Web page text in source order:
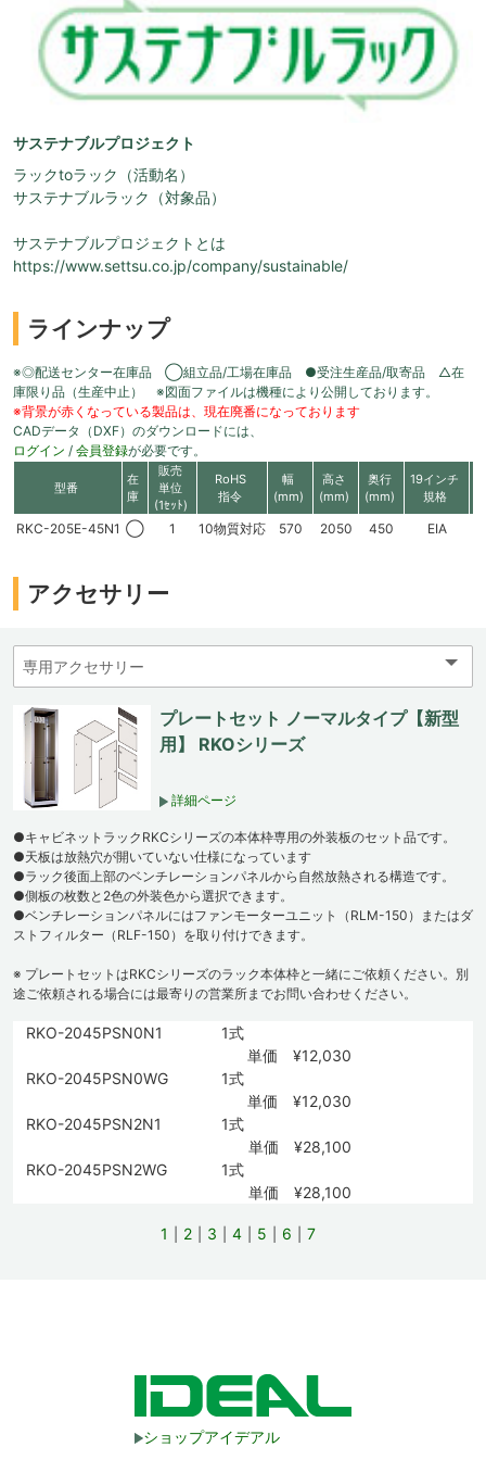
サステナブルプロジェクト
ラックtoラック（活動名）
サステナブルラック（対象品）
サステナブルプロジェクトとは
https://www.settsu.co.jp/company/sustainable/
ラインナップ
※◎配送センター在庫品 ◯組立品/工場在庫品 ●受注生産品/取寄品 △在
庫限り品（生産中止） ※図面ファイルは機種により公開しております。
※背景が赤くなっている製品は、現在廃番になっております
CADデータ（DXF）のダウンロードには、
ログイン / 会員登録が必要です。
型番
在
庫
販売
単位
(1ｾｯﾄ)
RoHS
指令
幅
(mm)
高さ
(mm)
奥行
(mm)
19インチ
規格
RKC-205E-45N1 ◯ 1 10物質対応 570 2050 450 EIA
アクセサリー
プレートセット ノーマルタイプ【新型
用】 RKOシリーズ
詳細ページ
●キャビネットラックRKCシリーズの本体枠専用の外装板のセット品です。
●天板は放熱穴が開いていない仕様になっています
●ラック後面上部のベンチレーションパネルから自然放熱される構造です。
●側板の枚数と2色の外装色から選択できます。
●ベンチレーションパネルにはファンモーターユニット（RLM-150）またはダ
ストフィルター（RLF-150）を取り付けできます。
※ プレートセットはRKCシリーズのラック本体枠と一緒にご依頼ください。別
途ご依頼される場合には最寄りの営業所までお問い合わせください。
RKO-2045PSN0N1
1式
単価 ¥12,030
RKO-2045PSN0WG
1式
単価 ¥12,030
RKO-2045PSN2N1
1式
単価 ¥28,100
RKO-2045PSN2WG
1式
単価 ¥28,100
1 2 3 4 5 6 7
ショップアイデアル